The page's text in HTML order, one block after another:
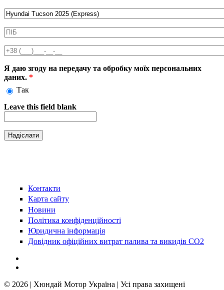
Информація про автомобіль
ПІБ
Телефон
Я даю згоду на передачу та обробку моїх персональних
даних. *
Так
Leave this field blank
Контакти
Карта сайту
Новини
Політика конфіденційності
Юридична інформація
Довідник офіційних витрат палива та викидів СО2
© 2026 | Хюндай Мотор Україна | Усі права захищені